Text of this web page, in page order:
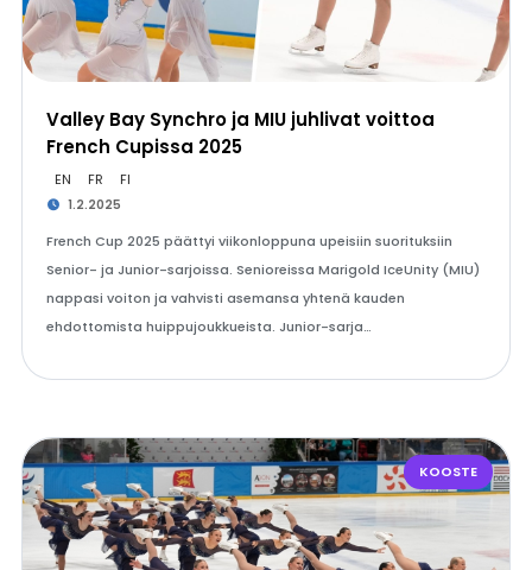
Valley Bay Synchro ja MIU juhlivat voittoa
French Cupissa 2025
EN FR FI
1.2.2025
French Cup 2025 päättyi viikonloppuna upeisiin suorituksiin
Senior- ja Junior-sarjoissa. Senioreissa Marigold IceUnity (MIU)
nappasi voiton ja vahvisti asemansa yhtenä kauden
ehdottomista huippujoukkueista. Junior-sarja…
KOOSTE